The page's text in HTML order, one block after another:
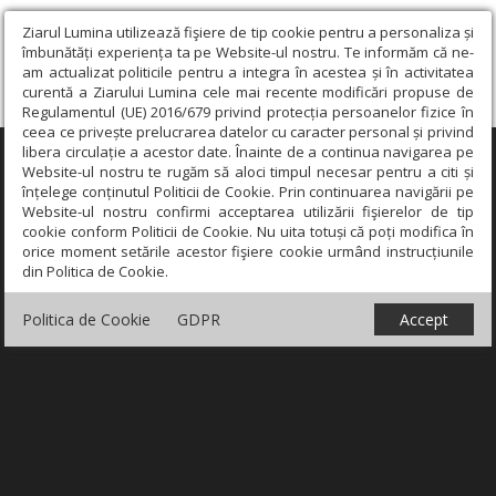
Ziarul Lumina utilizează fişiere de tip cookie pentru a personaliza și
îmbunătăți experiența ta pe Website-ul nostru. Te informăm că ne-
am actualizat politicile pentru a integra în acestea și în activitatea
curentă a Ziarului Lumina cele mai recente modificări propuse de
Regulamentul (UE) 2016/679 privind protecția persoanelor fizice în
ceea ce privește prelucrarea datelor cu caracter personal și privind
libera circulație a acestor date. Înainte de a continua navigarea pe
Website-ul nostru te rugăm să aloci timpul necesar pentru a citi și
înțelege conținutul Politicii de Cookie. Prin continuarea navigării pe
Website-ul nostru confirmi acceptarea utilizării fişierelor de tip
cookie conform Politicii de Cookie. Nu uita totuși că poți modifica în
orice moment setările acestor fişiere cookie urmând instrucțiunile
din Politica de Cookie.
Politica de Cookie GDPR Accept
×